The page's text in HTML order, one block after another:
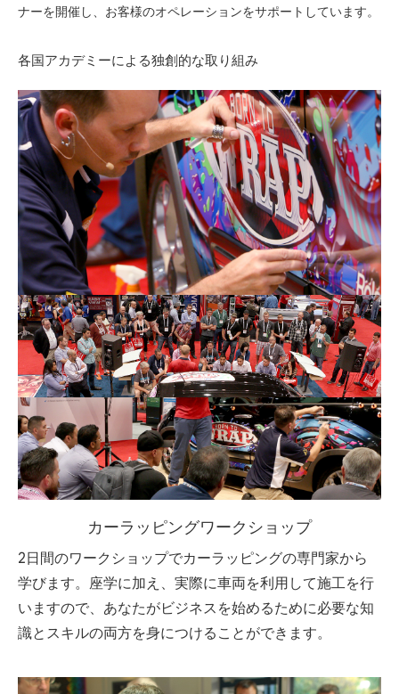
ナーを開催し、お客様のオペレーションをサポートしています。
各国アカデミーによる独創的な取り組み
カーラッピングワークショップ
2日間のワークショップでカーラッピングの専門家から
学びます。座学に加え、実際に車両を利用して施工を行
いますので、あなたがビジネスを始めるために必要な知
識とスキルの両方を身につけることができます。